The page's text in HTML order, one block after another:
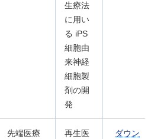
生療法
に用い
る iPS
細胞由
来神経
細胞製
剤の開
発
先端医療
再生医
ダウン